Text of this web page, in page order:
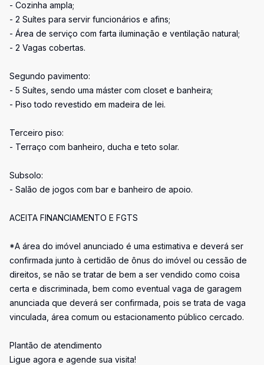
- Cozinha ampla;
- 2 Suítes para servir funcionários e afins;
- Área de serviço com farta iluminação e ventilação natural;
- 2 Vagas cobertas.
Segundo pavimento:
- 5 Suítes, sendo uma máster com closet e banheira;
- Piso todo revestido em madeira de lei.
Terceiro piso:
- Terraço com banheiro, ducha e teto solar.
Subsolo:
- Salão de jogos com bar e banheiro de apoio.
ACEITA FINANCIAMENTO E FGTS
*A área do imóvel anunciado é uma estimativa e deverá ser
confirmada junto à certidão de ônus do imóvel ou cessão de
direitos, se não se tratar de bem a ser vendido como coisa
certa e discriminada, bem como eventual vaga de garagem
anunciada que deverá ser confirmada, pois se trata de vaga
vinculada, área comum ou estacionamento público cercado.
Plantão de atendimento
Ligue agora e agende sua visita!